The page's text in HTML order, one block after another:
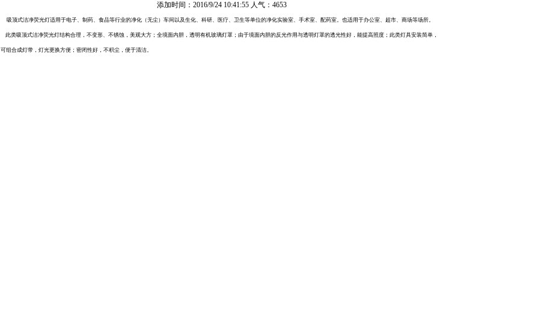
添加时间：2016/9/24 10:41:55 人气：4653
吸顶式洁净荧光灯适用于电子、制药、食品等行业的净化（无尘）车间以及生化、科研、医疗、卫生等单位的净化实验室、手术室、配药室。也适用于办公室、超市、商场等场所。
此类吸顶式洁净荧光灯结构合理，不变形、不锈蚀，美观大方；全境面内胆，透明有机玻璃灯罩；由于境面内胆的反光作用与透明灯罩的透光性好，能提高照度；此类灯具安装简单，
可组合成灯带，灯光更换方便；密闭性好，不积尘，便于清洁。